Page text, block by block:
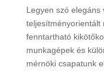
Legyen szó elegáns
teljesítményorientált
fenntartható
munkagépek és
mérnöki csapatunk